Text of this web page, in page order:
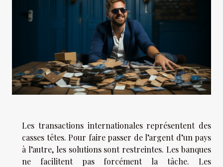
Les transactions internationales représentent des
casses têtes. Pour faire passer de l’argent d’un pays
à l’autre, les solutions sont restreintes. Les banques
ne facilitent pas forcément la tâche. Les